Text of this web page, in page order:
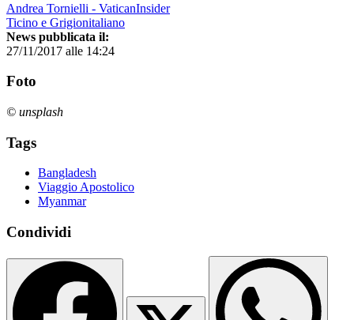
Andrea Tornielli - VaticanInsider
Ticino e Grigionitaliano
News pubblicata il:
27/11/2017 alle 14:24
Foto
© unsplash
Tags
Bangladesh
Viaggio Apostolico
Myanmar
Condividi